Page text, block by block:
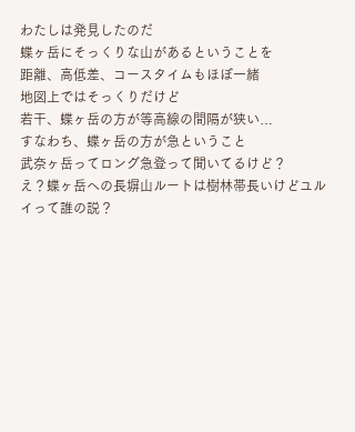
わたしは発見したのだ
蝶ヶ岳にそっくりな山があるということを
距離、高低差、コースタイムもほぼ一緒
地図上ではそっくりだけど
若干、蝶ヶ岳の方が等高線の間隔が狭い…
すなわち、蝶ヶ岳の方が急ということ
武奈ヶ岳ってロング急登って聞いてるけど？
え？蝶ヶ岳への長塀山ルートは樹林帯長いけどユル
イって誰の説？